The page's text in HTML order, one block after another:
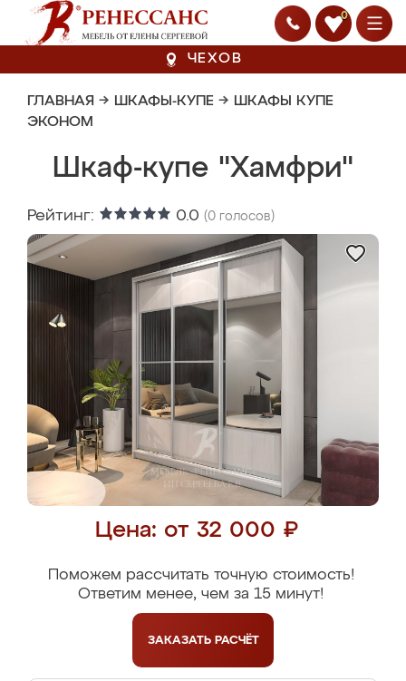
0
ЧЕХОВ
ГЛАВНАЯ → ШКАФЫ-КУПЕ → ШКАФЫ КУПЕ
ЭКОНОМ
Шкаф-купе "Хамфри"
Рейтинг: 0.0 (0 голосов)
Цена: от 32 000 ₽
Поможем рассчитать точную стоимость!
Ответим менее, чем за 15 минут!
ЗАКАЗАТЬ РАСЧЁТ